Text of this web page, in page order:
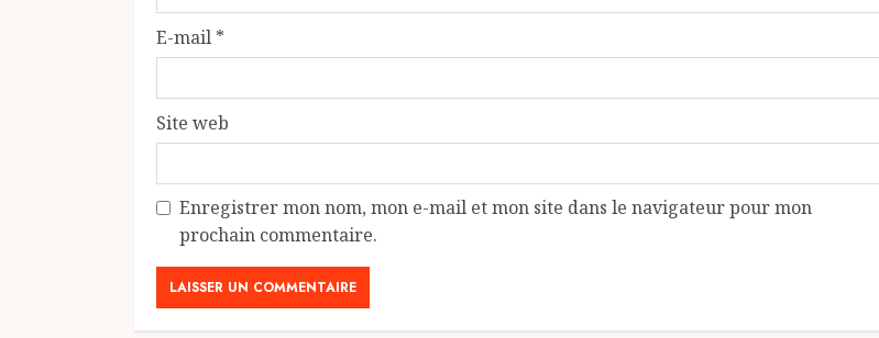
E-mail *
Site web
Enregistrer mon nom, mon e-mail et mon site dans le navigateur pour mon
prochain commentaire.